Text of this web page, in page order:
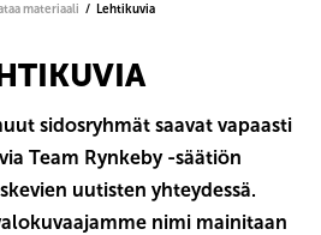
materiaali Lehtikuvia
sidosryhmät saavat vapaasti
Team Rynkeby -säätiön
uutisten yhteydessä.
nimi mainitaan